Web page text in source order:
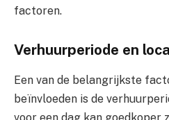
factoren.
Verhuurperiode en
Een van de belangrijkste
beïnvloeden is de